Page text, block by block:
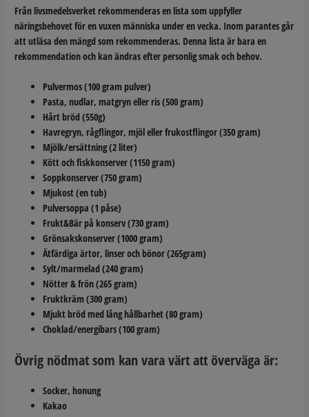
Från livsmedelsverket rekommenderas en lista som uppfyller
näringsbehovet för en vuxen människa under en vecka. Inom parantes går
att utläsa den mängd som rekommenderas. Denna lista är bara en
rekommendation och kan ändras efter personlig smak och behov.
Pulvermos (100 gram pulver)
Pasta, nudlar, matgryn eller ris (500 gram)
Hårt bröd (550g)
Havregryn, rågflingor, mjöl eller frukostflingor (350 gram)
Mjölk/ersättning (2 liter)
Kött och fiskkonserver (1150 gram)
Soppkonserver (750 gram)
Mjukost (en tub)
Pulversoppa (1 påse)
Frukt&Bär på konserv (730 gram)
Grönsakskonserver (1000 gram)
Ätfärdiga ärtor, linser och bönor (265gram)
Sylt/marmelad (240 gram)
Nötter & frön (265 gram)
Fruktkräm (300 gram)
Mjukt bröd med lång hållbarhet (80 gram)
Choklad/energibars (100 gram)
Övrig nödmat som kan vara värt att överväga är:
Socker, honung
Kakao